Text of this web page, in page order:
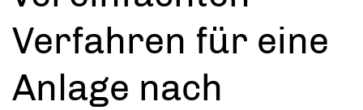
Verfahren für eine
Anlage nach